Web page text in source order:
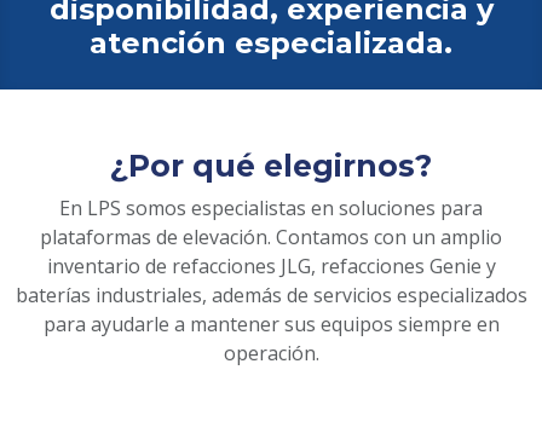
disponibilidad, experiencia y
atención especializada.
¿Por qué elegirnos?
En LPS somos especialistas en soluciones para
plataformas de elevación. Contamos con un amplio
inventario de refacciones JLG, refacciones Genie y
baterías industriales, además de servicios especializados
para ayudarle a mantener sus equipos siempre en
operación.